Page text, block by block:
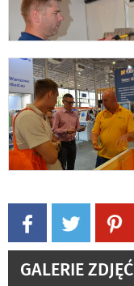
GALERIE ZDJĘĆ